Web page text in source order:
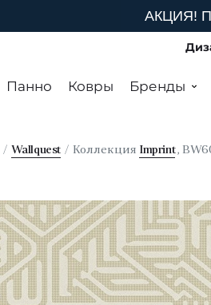
АКЦИЯ!
Панно Ковры Бренды
Wallquest Коллекция Imprint,